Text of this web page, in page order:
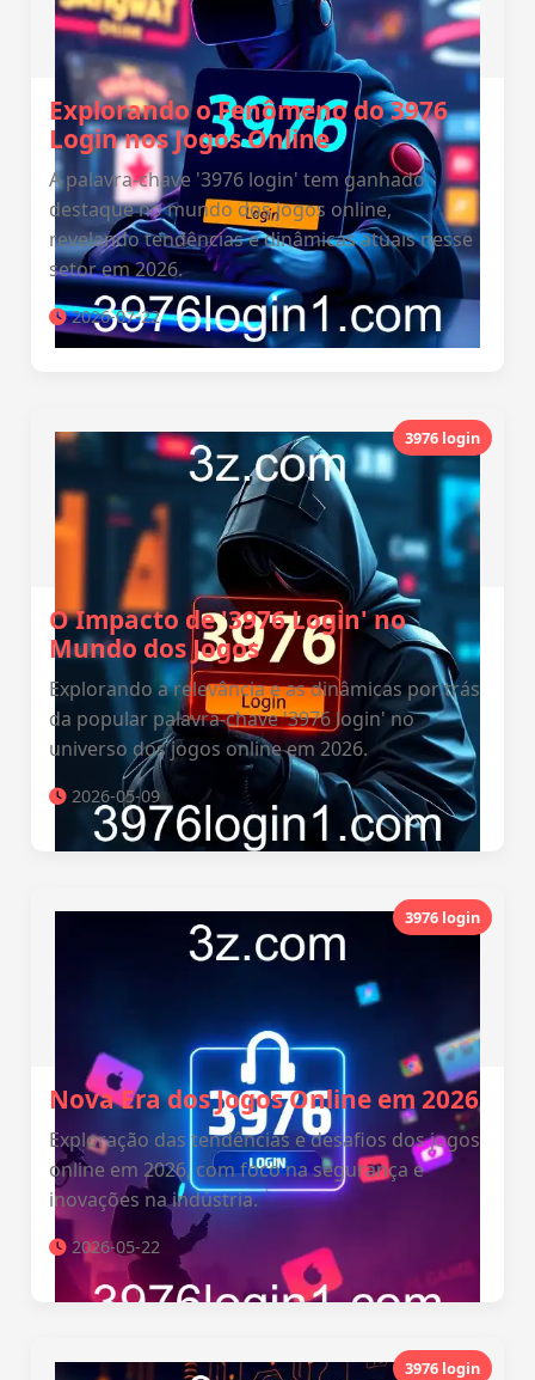
Explorando o Fenômeno do 3976
Login nos Jogos Online
A palavra-chave '3976 login' tem ganhado
destaque no mundo dos jogos online,
revelando tendências e dinâmicas atuais nesse
setor em 2026.
2026-07-22
3976 login
O Impacto de '3976 Login' no
Mundo dos Jogos
Explorando a relevância e as dinâmicas por trás
da popular palavra-chave '3976 login' no
universo dos jogos online em 2026.
2026-05-09
3976 login
Nova Era dos Jogos Online em 2026
Exploração das tendências e desafios dos jogos
online em 2026, com foco na segurança e
inovações na indústria.
2026-05-22
3976 login